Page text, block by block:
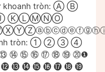
khoanh tròn: Ⓐ Ⓑ
ⓀⓁⓂⓃⓄ
tròn: ① ② ③ ④
⑭ ⑮ ⑯ ⑰ ⑱ ⑲ ⑳❶
⓬ ⓭ ⓮ ⓯ ⓰ ⓱ ⓲ ⓳